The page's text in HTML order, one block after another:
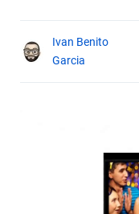
Ivan Benito
Garcia